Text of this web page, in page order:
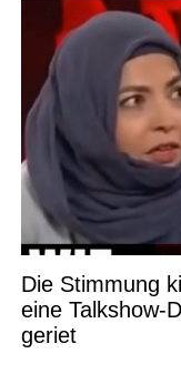
Die Stimmung
eine Talkshow-
geriet